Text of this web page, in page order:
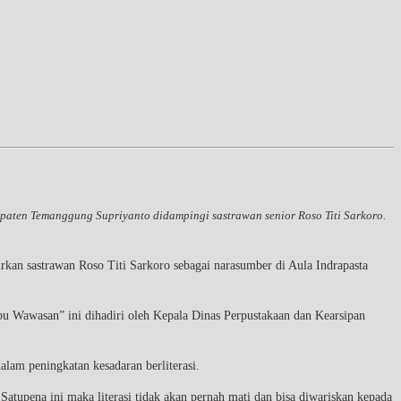
Temanggung Supriyanto didampingi sastrawan senior Roso Titi Sarkoro.
sastrawan Roso Titi Sarkoro sebagai narasumber di Aula Indrapasta
Wawasan” ini dihadiri oleh Kepala Dinas Perpustakaan dan Kearsipan
peningkatan kesadaran berliterasi.
ini maka literasi tidak akan pernah mati dan bisa diwariskan kepada